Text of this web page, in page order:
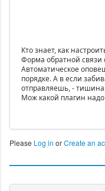
Кто знает, как
Форма обратной связи
Автоматическое
порядке. А в если
отправляешь, -
Мож какой плагин
Please Log in orCreate an